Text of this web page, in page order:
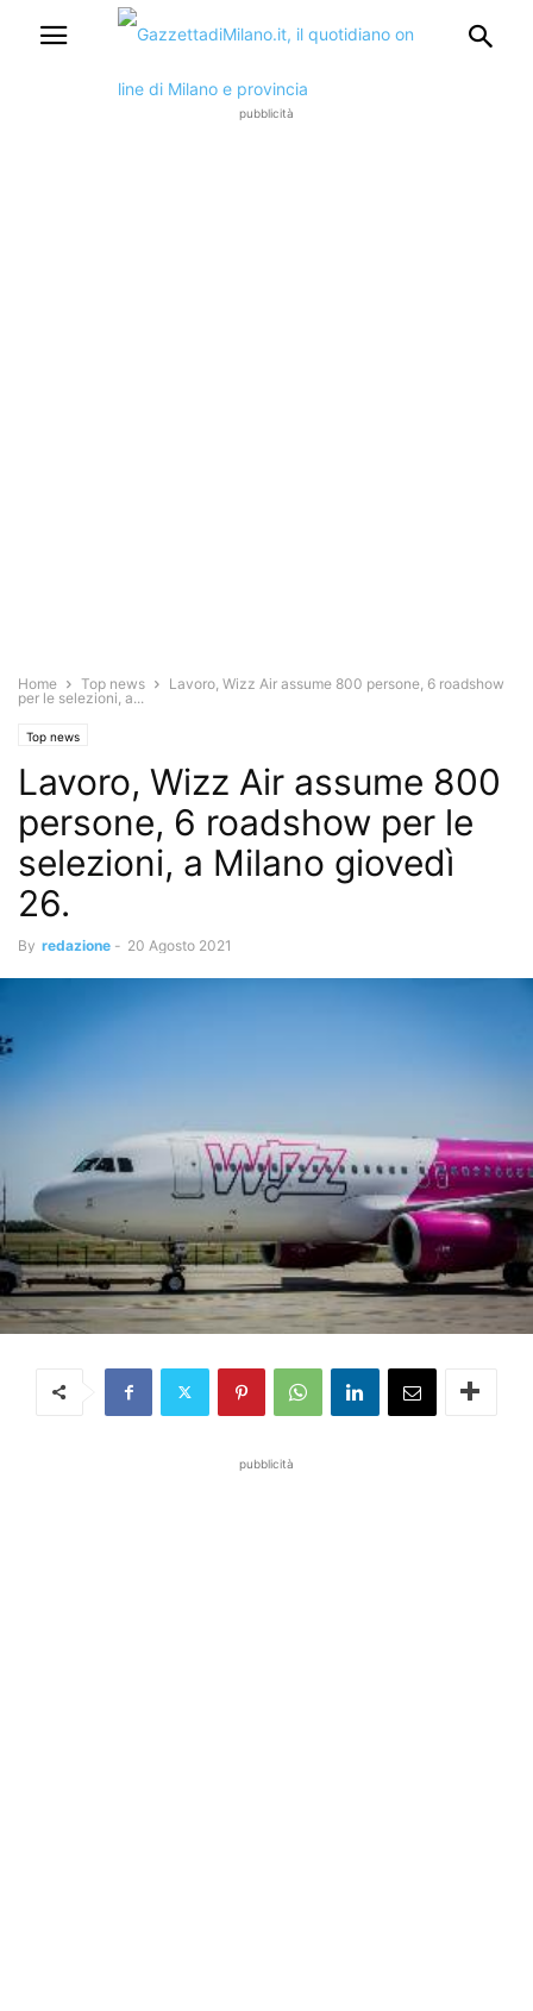
pubblicità
Home Top news
Lavoro, Wizz Air assume 800 persone, 6 roadshow
per le selezioni, a...
Top news
Lavoro, Wizz Air assume 800
persone, 6 roadshow per le
selezioni, a Milano giovedì
26.
By redazione - 20 Agosto 2021
pubblicità